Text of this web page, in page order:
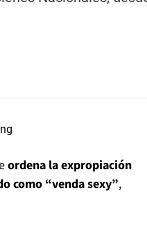
ordena la expropiación
como “venda sexy”,